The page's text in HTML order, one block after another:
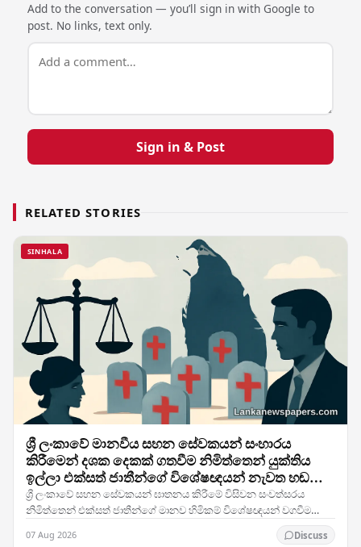
Add to the conversation — you’ll sign in with Google to
post. No links, text only.
Sign in & Post
RELATED STORIES
SINHALA
ශ්‍රී ලංකාවේ මානවීය සහන සේවකයන් සංහාරය
කිරීමෙන් දශක දෙකක් ගතවීම නිමිත්තෙන් යුක්තිය
ඉල්ලා එක්සත් ජාතීන්ගේ විශේෂඥයන් නැවත හඬ
නගයි
ශ්‍රී ලංකාවේ සහන සේවකයන් ඝාතනය කිරීමේ විසිවන සංවත්සරය
නිමිත්තෙන් එක්සත් ජාතීන්ගේ මානව හිමිකම් විශේෂඥයන් වගවීම
07 Aug 2026 Discuss